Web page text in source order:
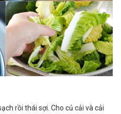
rồi thái sợi. Cho củ cải và cải